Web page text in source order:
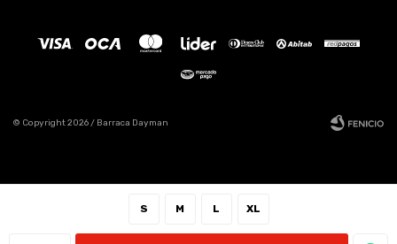
S M L XL
© Copyright 2026 / Barraca Dayman